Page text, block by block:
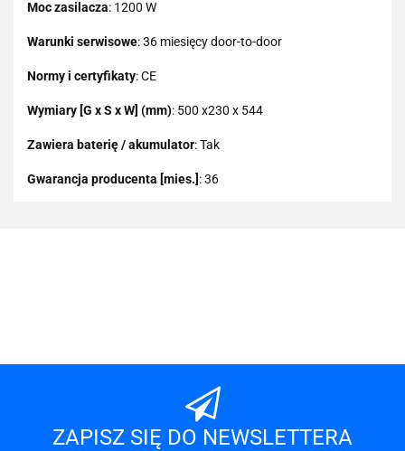
Moc zasilacza: 1200 W
Warunki serwisowe: 36 miesięcy door-to-door
Normy i certyfikaty: CE
Wymiary [G x S x W] (mm): 500 x230 x 544
Zawiera baterię / akumulator: Tak
Gwarancja producenta [mies.] : 36
A-LAN
ZAPISZ SIĘ DO NEWSLETTERA